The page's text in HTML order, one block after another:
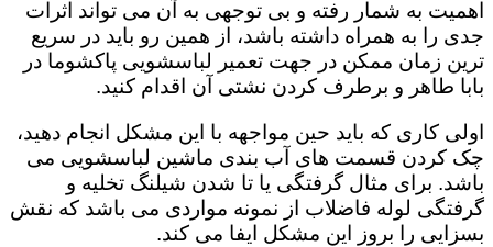
اهمیت به شمار رفته و بی توجهی به آن می تواند اثرات
جدی را به همراه داشته باشد، از همین رو باید در سریع
ترین زمان ممکن در جهت تعمیر لباسشویی پاکشوما در
بابا طاهر و برطرف کردن نشتی آن اقدام کنید.
اولی کاری که باید حین مواجهه با این مشکل انجام دهید،
چک کردن قسمت های آب بندی ماشین لباسشویی می
باشد. برای مثال گرفتگی یا تا شدن شیلنگ تخلیه و
گرفتگی لوله فاضلاب از نمونه مواردی می باشد که نقش
بسزایی را بروز این مشکل ایفا می کند‌‌.